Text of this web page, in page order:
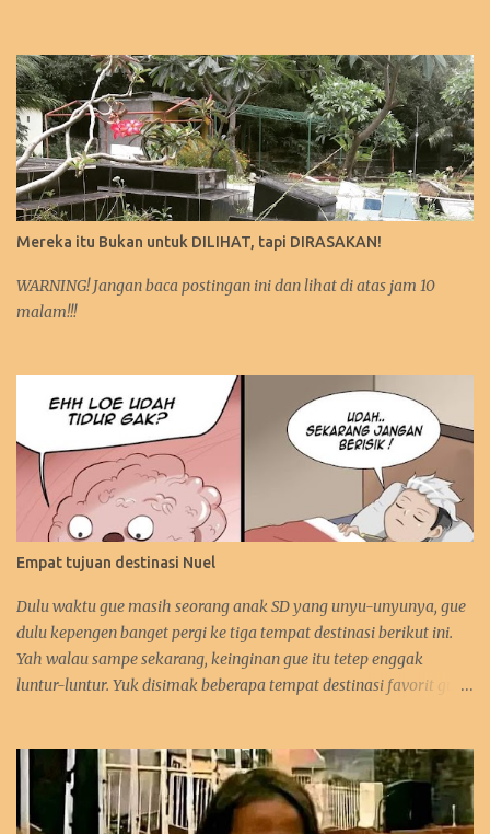
Mereka itu Bukan untuk DILIHAT, tapi DIRASAKAN!
WARNING! Jangan baca postingan ini dan lihat di atas jam 10
malam!!!
Empat tujuan destinasi Nuel
Dulu waktu gue masih seorang anak SD yang unyu-unyunya, gue
dulu kepengen banget pergi ke tiga tempat destinasi berikut ini.
Yah walau sampe sekarang, keinginan gue itu tetep enggak
luntur-luntur. Yuk disimak beberapa tempat destinasi favorit gue.
Paris-nya. Gue pengen bangen liat Menara Eiffel, Arc de Triomph,
serta juga Katedral Notre Dame-nya. Selain itu, katanya pantai-
pantai di Perancis itu sangat menawan keindahannya. Tapi yah,